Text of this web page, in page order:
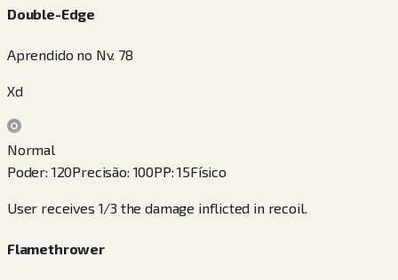
Double-Edge
Aprendido no Nv. 78
Xd
Normal
Poder: 120Precisão: 100PP:15Físico
User receives 1/3 the damage inflicted in recoil.
Flamethrower